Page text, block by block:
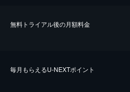
無料トライアル後の⽉額料金
毎⽉もらえるU-NEXTポイント